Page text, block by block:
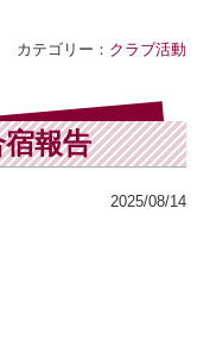
カテゴリー： クラブ活動
報告
2025/08/14